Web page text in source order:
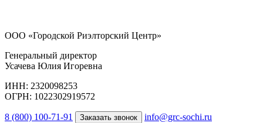
ООО «Городской Риэлторский Центр»
Генеральный директор
Усачева Юлия Игоревна
ИНН: 2320098253
ОГРН: 1022302919572
8 (800) 100-71-91 Заказать звонок
info@grc-sochi.ru